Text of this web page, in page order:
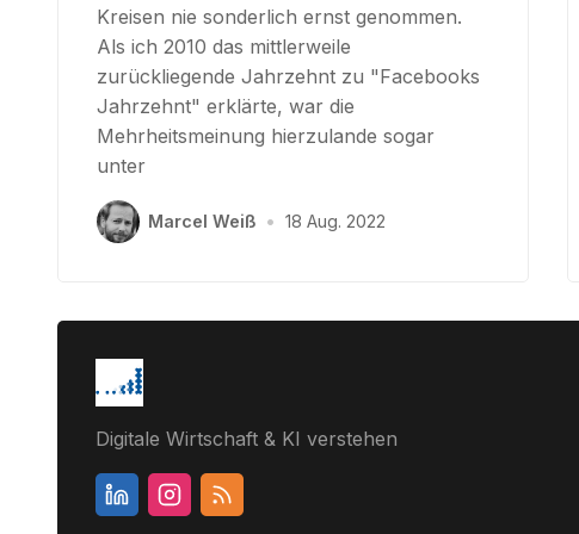
Kreisen nie sonderlich ernst genommen.
Als ich 2010 das mittlerweile
zurückliegende Jahrzehnt zu "Facebooks
Jahrzehnt" erklärte, war die
Mehrheitsmeinung hierzulande sogar
unter
Marcel Weiß • 18 Aug. 2022
Digitale Wirtschaft & KI verstehen